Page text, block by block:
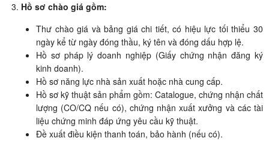
Hồ sơ chào giá gồm:
Thư chào giá và bảng giá chi tiết, có hiệu lực tối thiểu 30
ngày kể từ ngày đóng thầu, ký tên và đóng dấu hợp lệ.
Hồ sơ pháp lý doanh nghiệp (Giấy chứng nhận đăng ký
kinh doanh).
Hồ sơ năng lực nhà sản xuất hoặc nhà cung cấp.
Hồ sơ kỹ thuật sản phẩm gồm: Catalogue, chứng nhận chất
lượng (CO/CQ nếu có), chứng nhận xuất xưởng và các tài
liệu chứng minh đáp ứng yêu cầu kỹ thuật.
Đề xuất điều kiện thanh toán, bảo hành (nếu có).